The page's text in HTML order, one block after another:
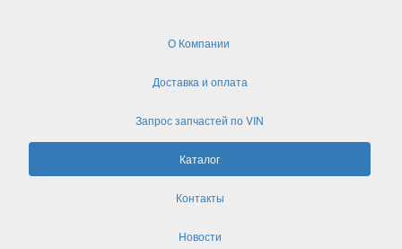
О Компании
Доставка и оплата
Запрос запчастей по VIN
Каталог
Контакты
Новости